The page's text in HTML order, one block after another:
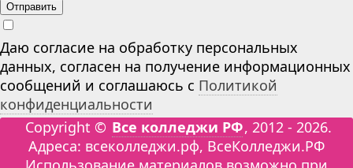
Отправить
Даю согласие на обработку персональных
данных, согласен на получение информационных
сообщений и соглашаюсь с Политикой
конфиденциальности
Copyright © Все колледжи РФ, 2012 - 2026.
Адреса: всеколледжи.рф, ВсеКолледжи.РФ